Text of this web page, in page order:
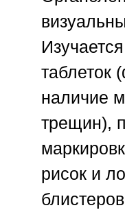
таблеток
наличие
трещин),
рисок и